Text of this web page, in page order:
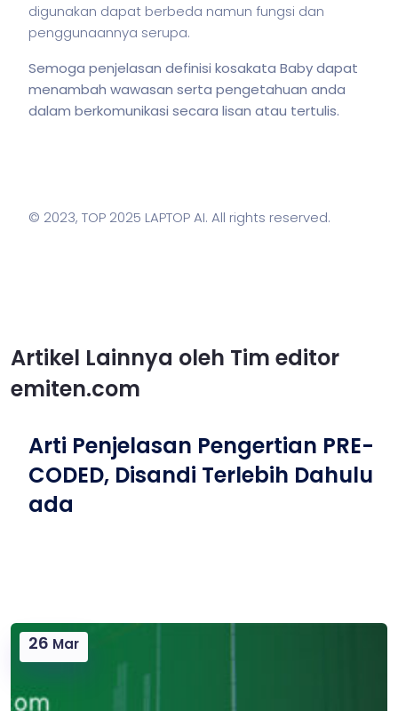
digunakan dapat berbeda namun fungsi dan
penggunaannya serupa.
Semoga penjelasan definisi kosakata Baby dapat
menambah wawasan serta pengetahuan anda
dalam berkomunikasi secara lisan atau tertulis.
© 2023, TOP 2025 LAPTOP AI. All rights reserved.
Artikel Lainnya oleh Tim editor
emiten.com
Arti Penjelasan Pengertian PRE-
CODED, Disandi Terlebih Dahulu
ada
26 Mar